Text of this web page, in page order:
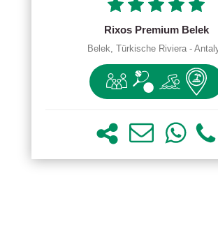
Rixos Premium Belek
Belek, Türkische Riviera -